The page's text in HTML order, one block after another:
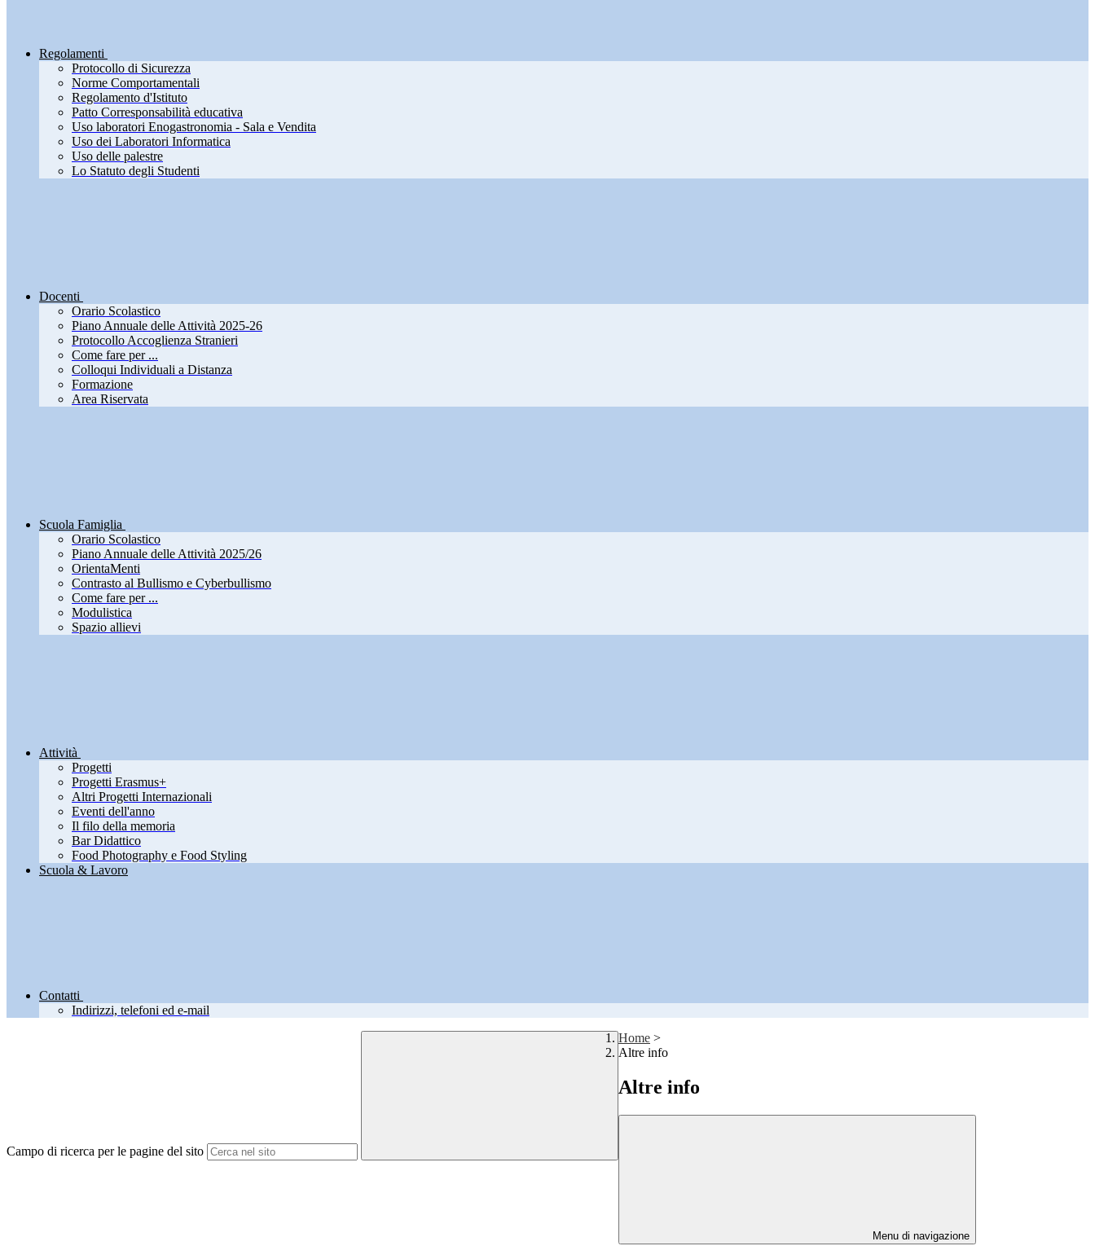
Regolamenti
Protocollo di Sicurezza
Norme Comportamentali
Regolamento d'Istituto
Patto Corresponsabilità educativa
Uso laboratori Enogastronomia - Sala e Vendita
Uso dei Laboratori Informatica
Uso delle palestre
Lo Statuto degli Studenti
Docenti
Orario Scolastico
Piano Annuale delle Attività 2025-26
Protocollo Accoglienza Stranieri
Come fare per ...
Colloqui Individuali a Distanza
Formazione
Area Riservata
Scuola Famiglia
Orario Scolastico
Piano Annuale delle Attività 2025/26
OrientaMenti
Contrasto al Bullismo e Cyberbullismo
Come fare per ...
Modulistica
Spazio allievi
Attività
Progetti
Progetti Erasmus+
Altri Progetti Internazionali
Eventi dell'anno
Il filo della memoria
Bar Didattico
Food Photography e Food Styling
Scuola & Lavoro
Contatti
Indirizzi, telefoni ed e-mail
Campo di ricerca per le pagine del sito
Home >
Altre info
Altre info
Menu di navigazione